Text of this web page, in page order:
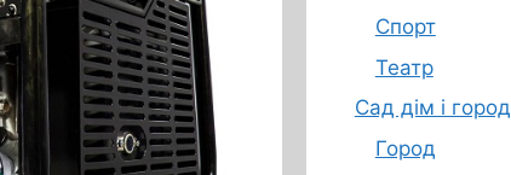
Спорт
Театр
Сад дім і город
Город